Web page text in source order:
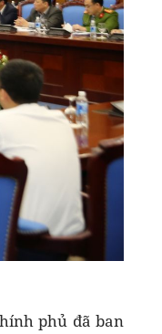
phủ đã ban